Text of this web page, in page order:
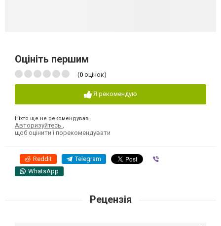
Оцініть першим
(0 оцінок)
Я рекомендую
Ніхто ще не рекомендував
Авторизуйтесь
щоб оцінити і порекомендувати
Reddit Telegram
WhatsApp
Рецензія